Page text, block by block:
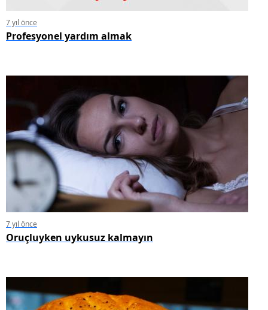
7 yıl önce
Profesyonel yardım almak
7 yıl önce
Oruçluyken uykusuz kalmayın